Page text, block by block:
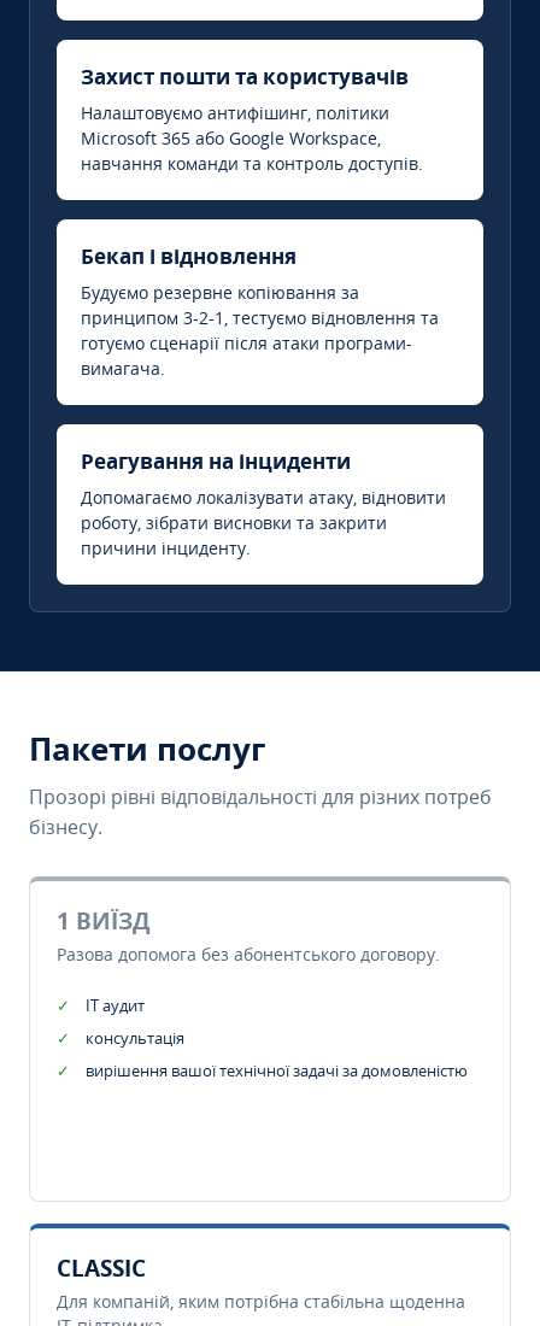
Захист пошти та користувачів
Налаштовуємо антифішинг, політики
Microsoft 365 або Google Workspace,
навчання команди та контроль доступів.
Бекап і відновлення
Будуємо резервне копіювання за
принципом 3-2-1, тестуємо відновлення та
готуємо сценарії після атаки програми-
вимагача.
Реагування на інциденти
Допомагаємо локалізувати атаку, відновити
роботу, зібрати висновки та закрити
причини інциденту.
Пакети послуг
Прозорі рівні відповідальності для різних потреб
бізнесу.
1 ВИЇЗД
Разова допомога без абонентського договору.
IT аудит
консультація
вирішення вашої технічної задачі за домовленістю
CLASSIC
Для компаній, яким потрібна стабільна щоденна